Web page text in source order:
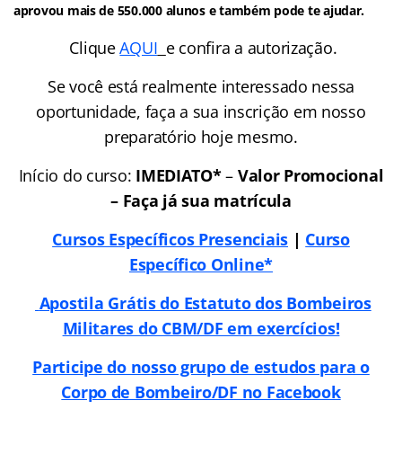
aprovou mais de 550.000 alunos e também pode te ajudar.
CliqueAQUI e confira a autorização.
Se você está realmente interessado nessa
oportunidade, faça a sua inscrição em nosso
preparatório hoje mesmo.
Início do curso: IMEDIATO*– Valor Promocional
– Faça já sua matrícula
Cursos Específicos Presenciais | Curso
Específico Online*
Apostila Grátis do Estatuto dos Bombeiros
Militares do CBM/DF em exercícios!
Participe do nosso grupo de estudos para o
Corpo de Bombeiro/DF no Facebook